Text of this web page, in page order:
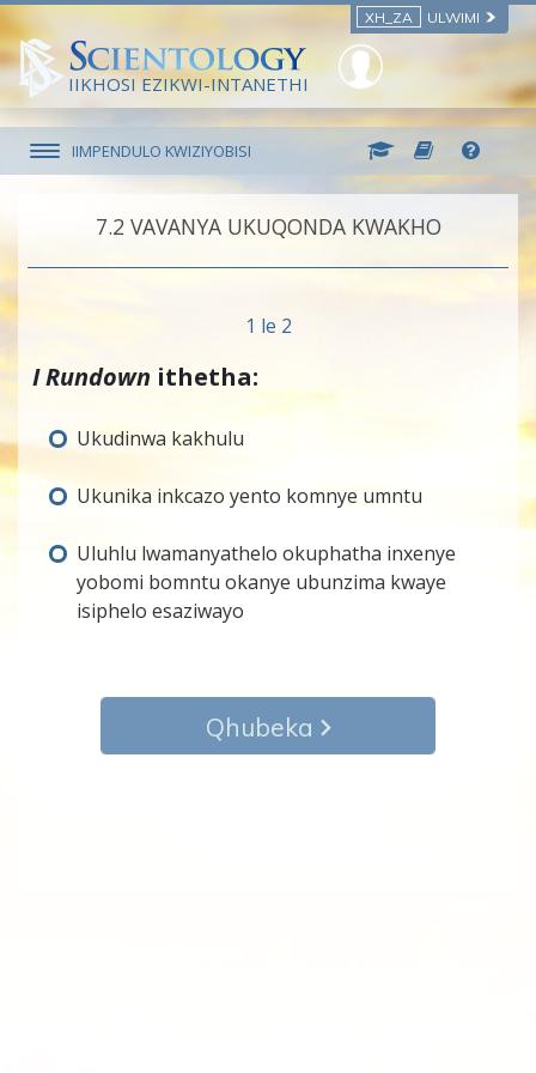
XH_ZA ULWIMI
IIKHOSI EZIKWI-INTANETHI
IIMPENDULO KWIZIYOBISI
7.‎2 VAVANYA UKUQONDA KWAKHO
1 le 2
I Rundown ithetha:
Ukudinwa kakhulu
Ukunika inkcazo yento komnye umntu
Uluhlu lwamanyathelo okuphatha inxenye
yobomi bomntu okanye ubunzima kwaye
isiphelo esaziwayo
Qhubeka